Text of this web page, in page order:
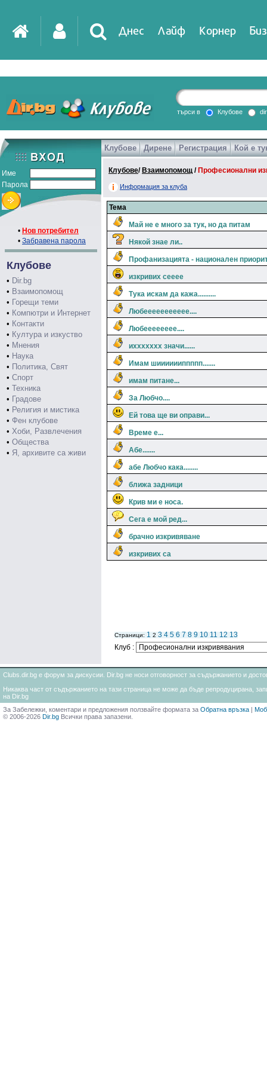
Днес Лайф Корнер
DirTV Impressio
Games
търси в Клубове
Име
Парола
• Нов потребител
• Забравена парола
Клубове
• Dir.bg
• Взаимопомощ
• Горещи теми
• Компютри и Интернет
• Контакти
• Култура и изкуство
• Мнения
• Наука
• Политика, Свят
• Спорт
• Техника
• Градове
• Религия и мистика
• Фен клубове
• Хоби, Развлечения
• Общества
• Я, архивите са живи
Клубове Дирене Регистрация Кой е
Клубове/ Взаимопомощ / Професионални
Информация за клуба
Тема
Май не е много за тук, но да питам
Някой знае ли..
Профанизацията - национален
изкривих сееее
Тука искам да кажа..........
Любеееееееееее....
Любееееееее....
иххххххх значи......
Имам шииииииппппп.......
имам питане...
За Любчо....
Ей това ще ви оправи...
Време е...
Абе.......
абе Любчо кака........
ближа задници
Крив ми е носа.
Сега е мой ред...
брачно изкривяване
изкривих са
Страници: 1 2 3 4 5 6 7 8 9 10 11 12 13
Клуб :
Clubs.dir.bg е форум за дискусии. Dir.bg не носи отговорност за съдържанието и
Никаква част от съдържанието на тази страница не може да бъде репродуцирана,
на Dir.bg
За Забележки, коментари и предложения ползвайте формата за Обратна връзка |
© 2006-2026 Dir.bg Всички права запазени.